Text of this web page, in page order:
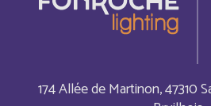
174 Allée de Martinon, 47310